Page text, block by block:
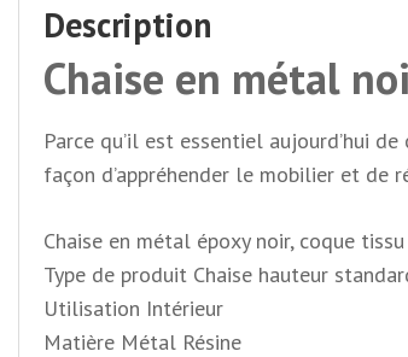
Description
Chaise en métal
Parce qu’il est essentiel aujourd’hui
façon d’appréhender le mobilier et de
Chaise en métal époxy noir, coque tissu
Type de produit Chaise hauteur
Utilisation Intérieur
Matière Métal Résine